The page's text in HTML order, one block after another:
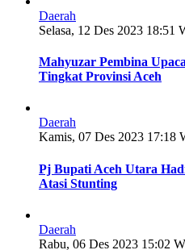
Daerah
Selasa, 12 Des 2023 18:51
Mahyuzar Pembina
Tingkat Provinsi Aceh
Daerah
Kamis, 07 Des 2023 17:18
Pj Bupati Aceh Utara
Atasi Stunting
Daerah
Rabu, 06 Des 2023 15:02